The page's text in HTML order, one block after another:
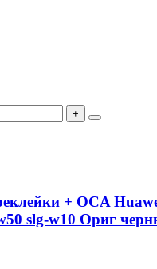
+
+ OCA
slg-w10 Ориг